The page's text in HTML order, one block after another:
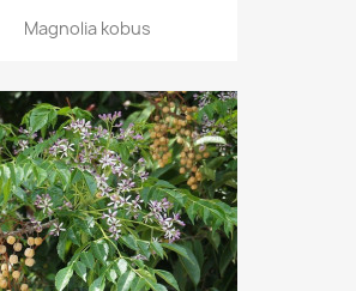
Magnolia kobus